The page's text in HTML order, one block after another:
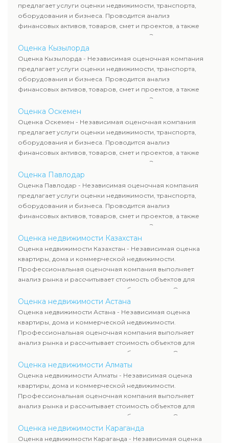
требованиям законодательства и используются для
сделок, кредитования и судебных процессов.
предлагает услуги оценки недвижимости, транспорта,
оборудования и бизнеса. Проводится анализ
финансовых активов, товаров, смет и проектов, а также
оценка животных и недропользования. Эксперты
определяют рыночную стоимость имущества и
рассчитывают ущерб. Все отчеты соответствуют
требованиям законодательства и используются для
сделок, кредитования и судебных процессов.
Оценка Кызылорда
Оценка Кызылорда - Независимая оценочная компания
предлагает услуги оценки недвижимости, транспорта,
оборудования и бизнеса. Проводится анализ
финансовых активов, товаров, смет и проектов, а также
оценка животных и недропользования. Эксперты
определяют рыночную стоимость имущества и
рассчитывают ущерб. Все отчеты соответствуют
требованиям законодательства и используются для
сделок, кредитования и судебных процессов.
Оценка Оскемен
Оценка Оскемен - Независимая оценочная компания
предлагает услуги оценки недвижимости, транспорта,
оборудования и бизнеса. Проводится анализ
финансовых активов, товаров, смет и проектов, а также
оценка животных и недропользования. Эксперты
определяют рыночную стоимость имущества и
рассчитывают ущерб. Все отчеты соответствуют
требованиям законодательства и используются для
сделок, кредитования и судебных процессов.
Оценка Павлодар
Оценка Павлодар - Независимая оценочная компания
предлагает услуги оценки недвижимости, транспорта,
оборудования и бизнеса. Проводится анализ
финансовых активов, товаров, смет и проектов, а также
оценка животных и недропользования. Эксперты
определяют рыночную стоимость имущества и
рассчитывают ущерб. Все отчеты соответствуют
требованиям законодательства и используются для
сделок, кредитования и судебных процессов.
Оценка недвижимости Казахстан
Оценка недвижимости Казахстан - Независимая оценка
квартиры, дома и коммерческой недвижимости.
Профессиональная оценочная компания выполняет
анализ рынка и рассчитывает стоимость объектов для
продажи, ипотеки, аренды и судебных споров. Оценка
недвижимости включает современные методы и
гарантирует объективные результаты. Отчеты
используются для банков, судов и страховых компаний по
всему Казахстану.
Оценка недвижимости Астана
Оценка недвижимости Астана - Независимая оценка
квартиры, дома и коммерческой недвижимости.
Профессиональная оценочная компания выполняет
анализ рынка и рассчитывает стоимость объектов для
продажи, ипотеки, аренды и судебных споров. Оценка
недвижимости включает современные методы и
гарантирует объективные результаты. Отчеты
используются для банков, судов и страховых компаний по
всему Казахстану.
Оценка недвижимости Алматы
Оценка недвижимости Алматы - Независимая оценка
квартиры, дома и коммерческой недвижимости.
Профессиональная оценочная компания выполняет
анализ рынка и рассчитывает стоимость объектов для
продажи, ипотеки, аренды и судебных споров. Оценка
недвижимости включает современные методы и
гарантирует объективные результаты. Отчеты
Оценка недвижимости Караганда
Оценка недвижимости Караганда - Независимая оценка